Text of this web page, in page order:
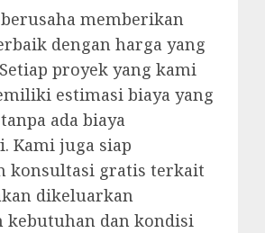
memberikan
dengan harga yang
proyek yang kami
estimasi biaya yang
ada biaya
Kami juga siap
konsultasi gratis terkait
dikeluarkan
kebutuhan dan kondisi